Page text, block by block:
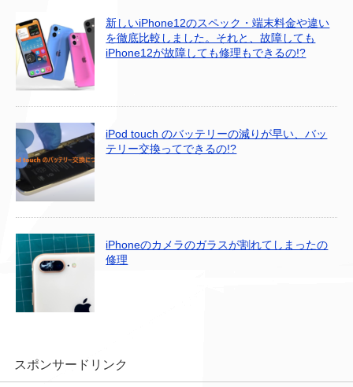
新しいiPhone12のスペック・端末料金や違い
を徹底比較しました。それと、故障しても
iPhone12が故障しても修理もできるの!?
iPod touch のバッテリーの減りが早い、バッ
テリー交換ってできるの!?
iPhoneのカメラのガラスが割れてしまったの
修理
スポンサードリンク